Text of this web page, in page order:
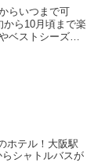
らいつまで可
ら10月頃まで楽
ベストシーズ
ホテル！大阪駅
シャトルバスが